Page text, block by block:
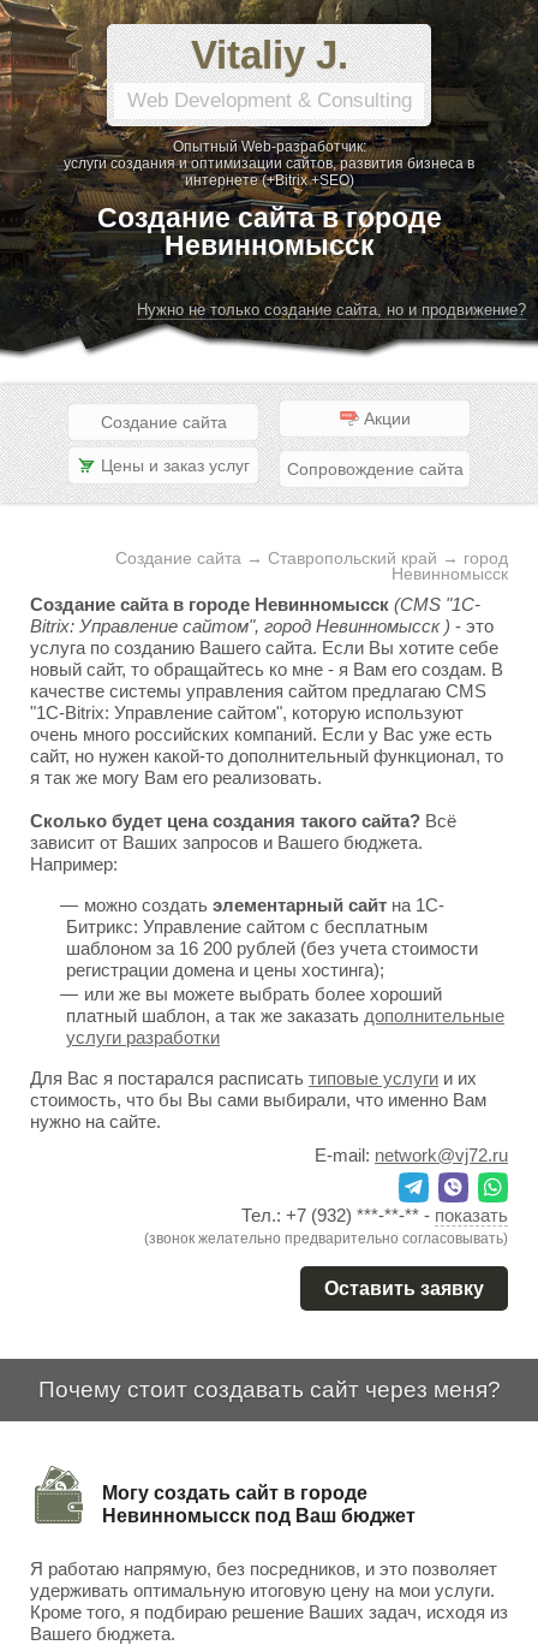
Vitaliy J.
Web Development & Consulting
Опытный Web-разработчик:
услуги создания и оптимизации сайтов, развития бизнеса в
интернете (+Bitrix +SEO)
Создание сайта в городе
Невинномысск
Нужно не только создание сайта, но и продвижение?
Создание сайта Акции
Цены и заказ услуг Сопровождение сайта
Создание сайта → Ставропольский край → город
Невинномысск
Создание сайта в городе Невинномысск (CMS "1C-
Bitrix: Управление сайтом", город Невинномысск ) - это
услуга по созданию Вашего сайта. Если Вы хотите себе
новый сайт, то обращайтесь ко мне - я Вам его создам. В
качестве системы управления сайтом предлагаю CMS
"1C-Bitrix: Управление сайтом", которую используют
очень много российских компаний. Если у Вас уже есть
сайт, но нужен какой-то дополнительный функционал, то
я так же могу Вам его реализовать.
Сколько будет цена создания такого сайта? Всё
зависит от Ваших запросов и Вашего бюджета.
Например:
можно создать элементарный сайт на 1С-
Битрикс: Управление сайтом с бесплатным
шаблоном за 16 200 рублей (без учета стоимости
регистрации домена и цены хостинга);
или же вы можете выбрать более хороший
платный шаблон, а так же заказать дополнительные
услуги разработки
Для Вас я постарался расписать типовые услуги и их
стоимость, что бы Вы сами выбирали, что именно Вам
нужно на сайте.
E-mail: network@vj72.ru
Тел.: +7 (932) ***-**-** - показать
(звонок желательно предварительно согласовывать)
Оставить заявку
Почему стоит создавать сайт через меня?
Могу создать сайт в городе
Невинномысск под Ваш бюджет
Я работаю напрямую, без посредников, и это позволяет
удерживать оптимальную итоговую цену на мои услуги.
Кроме того, я подбираю решение Ваших задач, исходя из
Вашего бюджета.